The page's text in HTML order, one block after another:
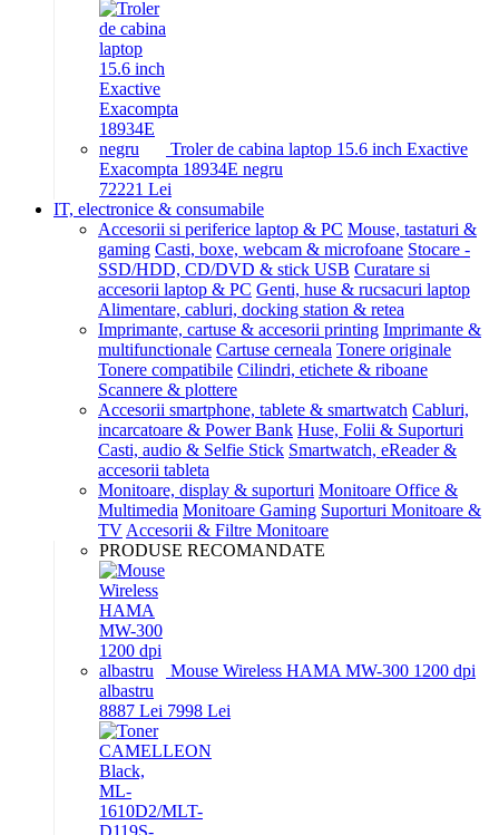
Troler de cabina laptop 15.6 inch Exactive
Exacompta 18934E negru
72221 Lei
IT, electronice & consumabile
Accesorii si periferice laptop & PC Mouse, tastaturi &
gaming Casti, boxe, webcam & microfoane Stocare -
SSD/HDD, CD/DVD & stick USB Curatare si
accesorii laptop & PC Genti, huse & rucsacuri laptop
Alimentare, cabluri, docking station & retea
Imprimante, cartuse & accesorii printing Imprimante &
multifunctionale Cartuse cerneala Tonere originale
Tonere compatibile Cilindri, etichete & riboane
Scannere & plottere
Accesorii smartphone, tablete & smartwatch Cabluri,
incarcatoare & Power Bank Huse, Folii & Suporturi
Casti, audio & Selfie Stick Smartwatch, eReader &
accesorii tableta
Monitoare, display & suporturi Monitoare Office &
Multimedia Monitoare Gaming Suporturi Monitoare &
TV Accesorii & Filtre Monitoare
PRODUSE RECOMANDATE
Mouse Wireless HAMA MW-300 1200 dpi
albastru
8887 Lei 7998 Lei